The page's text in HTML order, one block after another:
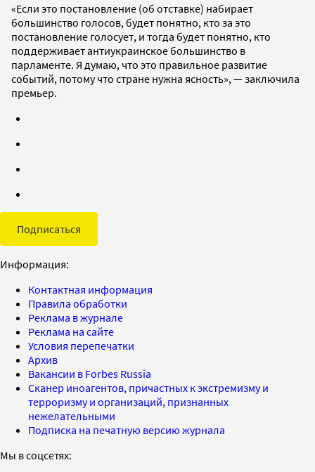
«Если это постановление (об отставке) набирает
большинство голосов, будет понятно, кто за это
постановление голосует, и тогда будет понятно, кто
поддерживает антиукраинское большинство в
парламенте. Я думаю, что это правильное развитие
событий, потому что стране нужна ясность», — заключила
премьер.
Подписаться
Информация:
Контактная информация
Правила обработки
Реклама в журнале
Реклама на сайте
Условия перепечатки
Архив
Вакансии в Forbes Russia
Сканер иноагентов, причастных к экстремизму и
терроризму и организаций, признанных
нежелательными
Подписка на печатную версию журнала
Мы в соцсетях: